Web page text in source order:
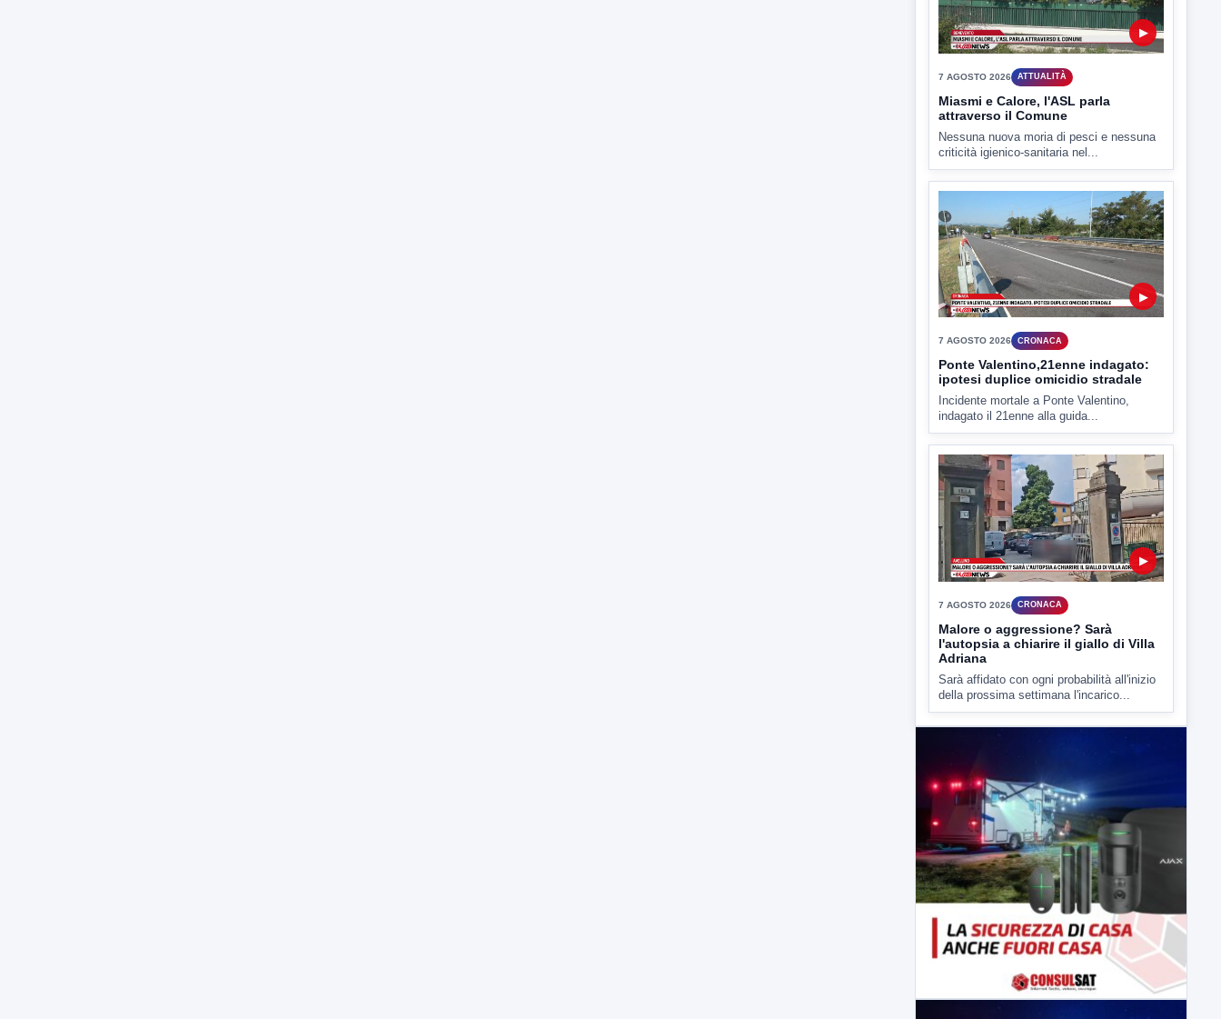
Miasmi e Calore, l'ASL parla
attraverso il Comune
Nessuna nuova moria di pesci e nessuna
criticità igienico-sanitaria nel...
7 AGOSTO 2026
Ponte Valentino,21enne indagato:
Incidente mortale a Ponte Valentino,
indagato il 21enne alla guida...
7 AGOSTO 2026
Malore o aggressione? Sarà
l'autopsia a chiarire il giallo di Villa
Adriana
Sarà affidato con ogni probabilità all'inizio